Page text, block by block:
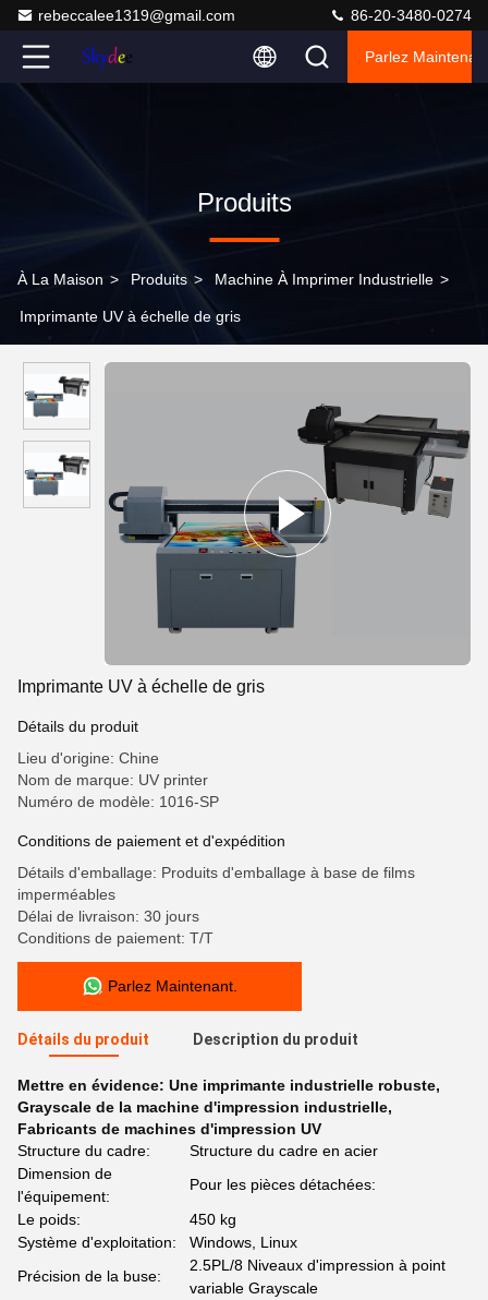
rebeccalee1319@gmail.com 86-20-3480-0274
Parlez
Produits
À La Maison > Produits > Machine À Imprimer Industrielle >
Imprimante UV à échelle de gris
Imprimante UV à échelle de gris
Détails du produit
Lieu d'origine: Chine
Nom de marque: UV printer
Numéro de modèle: 1016-SP
Conditions de paiement et d'expédition
Détails d'emballage: Produits d'emballage à base de films
imperméables
Délai de livraison: 30 jours
Conditions de paiement: T/T
Parlez Maintenant.
Détails du produit Description du produit
Mettre en évidence: Une imprimante industrielle robuste,
Grayscale de la machine d'impression industrielle,
Fabricants de machines d'impression UV
Structure du cadre:
Structure du cadre en acier
Dimension de
l'équipement:
Pour les pièces détachées:
Le poids:
450 kg
Système d'exploitation:
Windows, Linux
Précision de la buse:
2.5PL/8 Niveaux d'impression à point
variable Grayscale